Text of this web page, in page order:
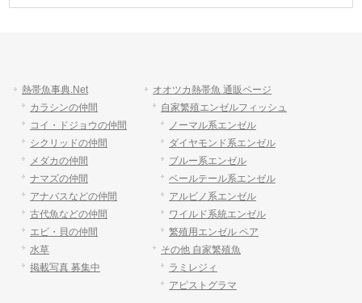
熱帯魚事典.Net
カラシンの仲間
コイ・ドジョウの仲間
シクリッドの仲間
メダカの仲間
ナマズの仲間
アナバスなどの仲間
古代魚などの仲間
エビ・貝の仲間
水草
掲載写真 募集中
オオツカ熱帯魚 通販ページ
自家繁殖エンゼルフィッシュ
ノーマル系エンゼル
ダイヤモンド系エンゼル
ブルー系エンゼル
ベールテール系エンゼル
アルビノ系エンゼル
ワイルド系統エンゼル
繁殖用エンゼル ペア
その他 自家繁殖魚
ラミレジィ
アピストグラマ